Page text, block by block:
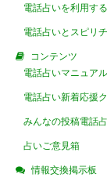
電話占いを利用す
電話占いとスピリ
コンテンツ
電話占いマニュアル
電話占い新着応援
みんなの投稿電話
占いご意見箱
情報交換掲示板